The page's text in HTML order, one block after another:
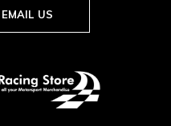
EMAIL US